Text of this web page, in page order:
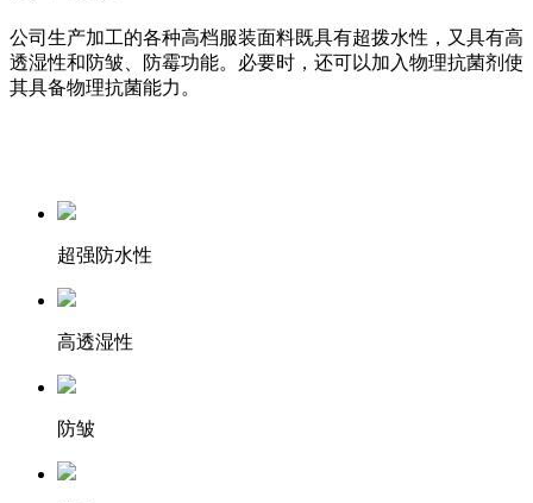
公司生产加工的各种高档服装面料既具有超拨水性，又具有高
透湿性和防皱、防霉功能。必要时，还可以加入物理抗菌剂使
其具备物理抗菌能力。
超强防水性
高透湿性
防皱